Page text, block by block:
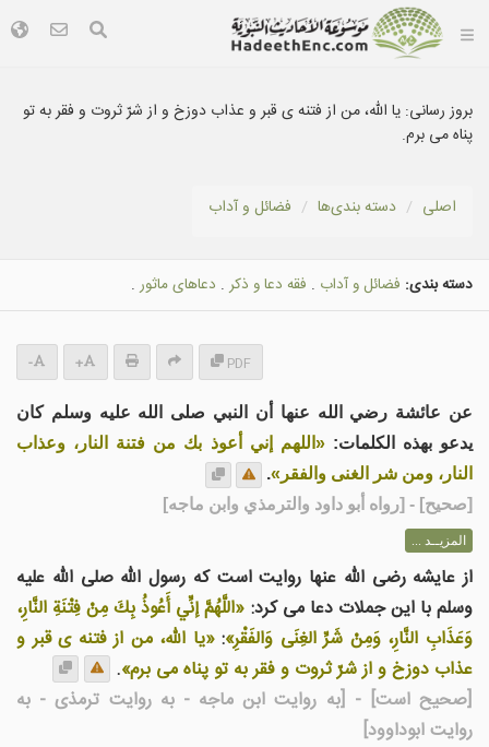
بروز رسانی: يا الله، من از فتنه ی قبر و عذاب دوزخ و از شرّ ثروت و فقر به تو
پناه می برم.
اصلی دسته بندى‌ها فضائل و آداب
دسته بندی: فضائل و آداب . فقه دعا و ذكر . دعاهاى ماثور .
PDF
+
-
عن عائشة رضي الله عنها أن النبي صلى الله عليه وسلم كان
يدعو بهذه الكلمات:«اللهم إني أعوذ بك من فتنة النار، وعذاب
النار، ومن شر الغنى والفقر».
[صحيح] - [رواه أبو داود والترمذي وابن ماجه]
المزيــد ...
از عایشه رضی الله عنها روایت است که رسول الله صلی الله علیه
وسلم با این جملات دعا می کرد: «اللَّهُمَّ إنِّي أَعُوذُ بِكَ مِنْ فِتْنَةِ النَّارِ،
وَعَذَابِ النَّارِ، وَمِنْ شَرِّ الغِنَى وَالفَقْرِ»:«يا الله، من از فتنه ی قبر و
عذاب دوزخ و از شرّ ثروت و فقر به تو پناه می برم».
[صحیح است] - [به روایت ابن ماجه - به روایت ترمذی - به
روایت ابوداوود]